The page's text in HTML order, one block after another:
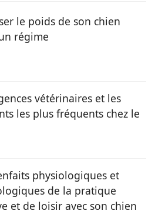
des animaux de compagnie.
le poids de son chien
régime
vétérinaires et les
les plus fréquents chez le
physiologiques et
de la pratique
et de loisir avec son chien